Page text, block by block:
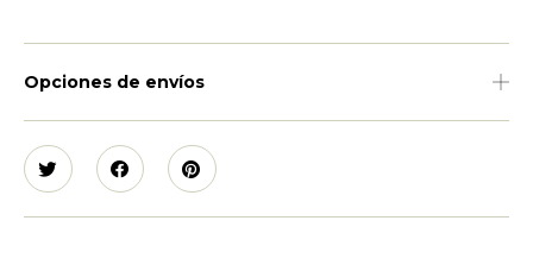
Opciones de envíos